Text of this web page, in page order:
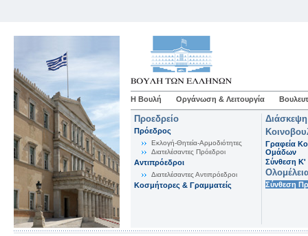
Η Βουλή Οργάνωση & Λειτουργία
Προεδρείο
Πρόεδρος
Εκλογή-Θητεία-Αρμοδιότητες
Διατελέσαντες Πρόεδροι
Αντιπρόεδροι
Διατελέσαντες Αντιπρόεδροι
Κοσμήτορες & Γραμματείς
Γραφεία
Ομάδων
Σύνθεση K'
Σύνθεση